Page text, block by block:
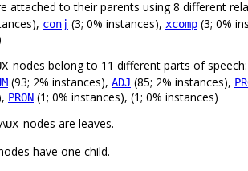
attached to their parents using 8 different
conj (3; 0% instances), xcomp (3; 0%
nodes belong to 11 different parts of
(93; 2% instances), ADJ (85; 2% instances),
PRON (1; 0% instances), (1; 0% instances)
AUX nodes are leaves.
have one child.